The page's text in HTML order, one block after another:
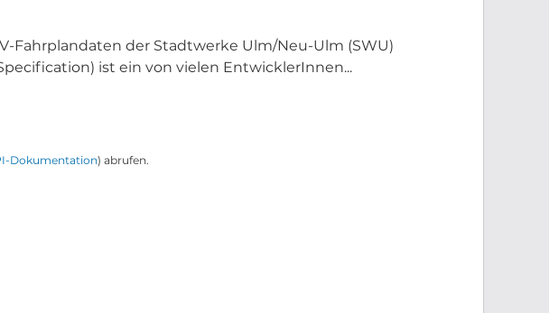
Fahrplandaten der Stadtwerke Ulm/Neu-Ulm (SWU)
ist ein von vielen EntwicklerInnen...
Dokumentation) abrufen.